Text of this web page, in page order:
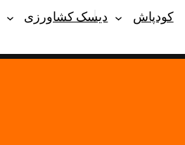
کودپاش دیسک کشاورزی